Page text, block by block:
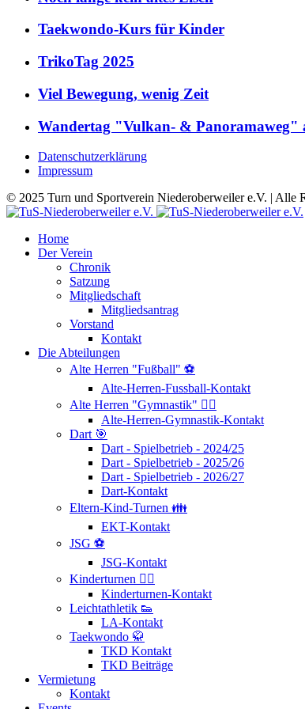
Taekwondo-Kurs für Kinder
TrikoTag 2025
Viel Bewegung, wenig Zeit
Wandertag "Vulkan- & Panoramaweg"
Datenschutzerklärung
Impressum
© 2025 Turn und Sportverein Niederoberweiler e.V. | Alle
Home
Der Verein
Chronik
Satzung
Mitgliedschaft
Mitgliedsantrag
Vorstand
Kontakt
Die Abteilungen
Alte Herren "Fußball" ⚽
Alte-Herren-Fussball-Kontakt
Alte Herren "Gymnastik" 🤸‍♂️
Alte-Herren-Gymnastik-Kontakt
Dart 🎯
Dart - Spielbetrieb - 2024/25
Dart - Spielbetrieb - 2025/26
Dart - Spielbetrieb - 2026/27
Dart-Kontakt
Eltern-Kind-Turnen 👪
EKT-Kontakt
JSG ⚽
JSG-Kontakt
Kinderturnen 🤸‍♂️
Kinderturnen-Kontakt
Leichtathletik 👟
LA-Kontakt
Taekwondo 🥋
TKD Kontakt
TKD Beiträge
Vermietung
Kontakt